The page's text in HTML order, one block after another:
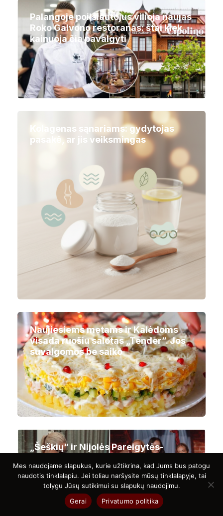
Palangoje poilsiautojus vilioja naujas
Roko Galvono restoranas: štai kiek
kainuoja čia pavalgyti
Kolagenas sąnariams: gydytojas
pasakė, ar jis veiksmingas
Naujiesiems metams ir Kalėdoms
visada ruošiu salotas „Tender”. Jos
suvalgomos be saiko
„Šeškių“ ir Nijolės Pareigytės-
taškas
Mes naudojame slapukus, kurie užtikrina, kad Jums bus patogu
naudotis tinklalapiu. Jei toliau naršysite mūsų tinklalapyje, tai
tolygu Jūsų sutikimui su slapukų naudojimu.
Gerai
Privatumo politika